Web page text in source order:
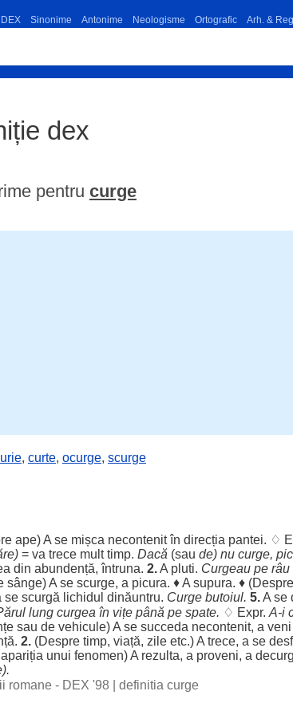
DEX Sinonime Antonime Neologisme Ortografic Arh. &
dex
pentru curge
, curte, ocurge, scurge
ape) A se mișca necontenitîn direcția pantei. ♢
) = va trece mult timp. Dacă (sau de) nu curge,
din abundență,întruna. 2.A pluti. Curgeau pe râu
sânge) A se scurge, a picura. ♦ A supura. ♦ (Despre
se scurgă lichidul dinăuntru. Curge butoiul. 5.A se
lung curgea în vițe până pe spate. ♢ Expr. A-i
sau de vehicule) A se succeda necontenit, a veni
. 2. (Despre timp, viață, zile etc.) A trece, a se
apariția unui fenomen) A rezulta, a proveni, a
).
romane - DEX '98
definitia curge